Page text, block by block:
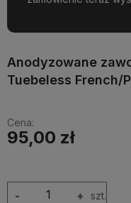
Anodyzowane
Tuebeless French/
Cena:
95,00 zł
+
- szt.